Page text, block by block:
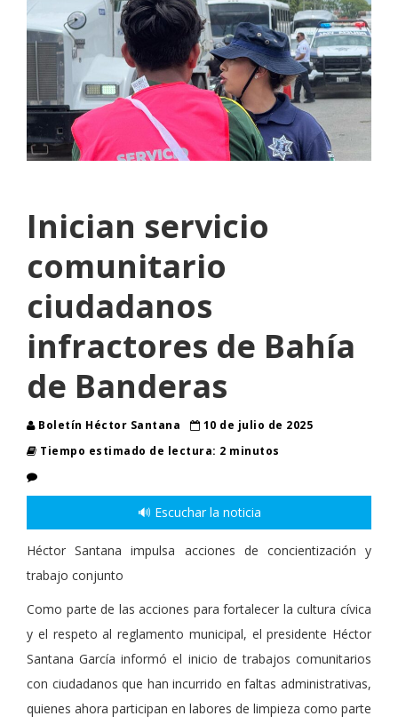
Inician servicio
comunitario
ciudadanos
infractores de Bahía
de Banderas
Boletín Héctor Santana
10 de julio de 2025
Tiempo estimado de lectura: 2 minutos
🔊 Escuchar la noticia
Héctor Santana impulsa acciones de concientización y
trabajo conjunto
Como parte de las acciones para fortalecer la cultura cívica
y el respeto al reglamento municipal, el presidente Héctor
Santana García informó el inicio de trabajos comunitarios
con ciudadanos que han incurrido en faltas administrativas,
quienes ahora participan en labores de limpieza como parte